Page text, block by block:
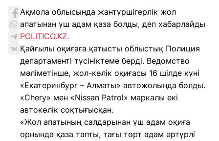
Ақмола облысында жантүршігерлік жол
апатынан үш адам қаза болды, деп хабарлайды
POLITICO.KZ.
Қайғылы оқиғаға қатысты облыстық Полиция
департаменті түсініктеме берді. Ведомство
мәліметінше, жол-көлік оқиғасы 16 шілде күні
«Екатеринбург – Алматы» автожолында болды.
«Chery» мен «Nissan Patrol» маркалы екі
автокөлік соқтығысқан.
«Жол апатының салдарынан үш адам оқиға
орнында қаза тапты, тағы төрт адам әртүрлі